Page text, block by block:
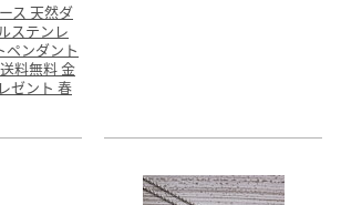
ス 天然ダ
ステンレ
ペンダント
料無料 金
ゼント 春